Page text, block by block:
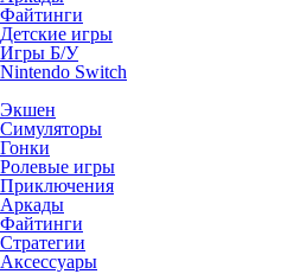
Файтинги
Детские игры
Игры Б/У
Nintendo Switch
Экшен
Симуляторы
Гонки
Ролевые игры
Приключения
Аркады
Файтинги
Стратегии
Аксессуары